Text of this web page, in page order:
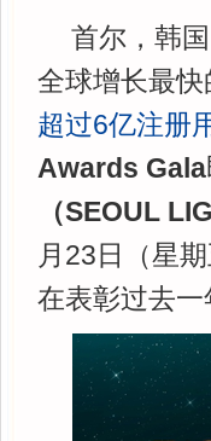
首尔，韩
全球增长最快
超过6亿注册
Awards Gala
（SEOUL
月23日（星
在表彰过去